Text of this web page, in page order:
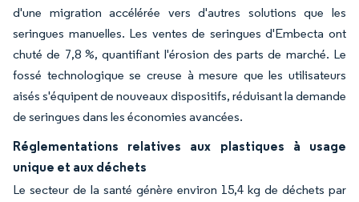
d'une migration accélérée vers d'autres solutions que les
seringues manuelles. Les ventes de seringues d'Embecta ont
chuté de 7,8 %, quantifiant l'érosion des parts de marché. Le
fossé technologique se creuse à mesure que les utilisateurs
aisés s'équipent de nouveaux dispositifs, réduisant la demande
de seringues dans les économies avancées.
Réglementations relatives aux plastiques à usage
unique et aux déchets
Le secteur de la santé génère environ 15,4 kg de déchets par